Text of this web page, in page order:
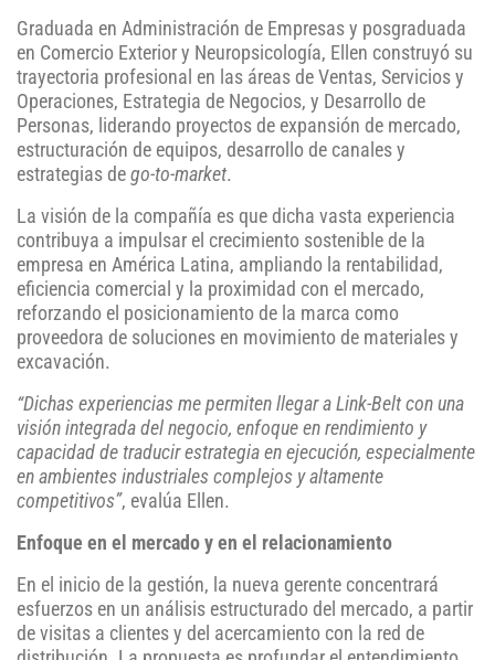
Graduada en Administración de Empresas y posgraduada
en Comercio Exterior y Neuropsicología, Ellen construyó su
trayectoria profesional en las áreas de Ventas, Servicios y
Operaciones, Estrategia de Negocios, y Desarrollo de
Personas, liderando proyectos de expansión de mercado,
estructuración de equipos, desarrollo de canales y
estrategias de go-to-market.
La visión de la compañía es que dicha vasta experiencia
contribuya a impulsar el crecimiento sostenible de la
empresa en América Latina, ampliando la rentabilidad,
eficiencia comercial y la proximidad con el mercado,
reforzando el posicionamiento de la marca como
proveedora de soluciones en movimiento de materiales y
excavación.
“Dichas experiencias me permiten llegar a Link-Belt con una
visión integrada del negocio, enfoque en rendimiento y
capacidad de traducir estrategia en ejecución, especialmente
en ambientes industriales complejos y altamente
competitivos”, evalúa Ellen.
Enfoque en el mercado y en el relacionamiento
En el inicio de la gestión, la nueva gerente concentrará
esfuerzos en un análisis estructurado del mercado, a partir
de visitas a clientes y del acercamiento con la red de